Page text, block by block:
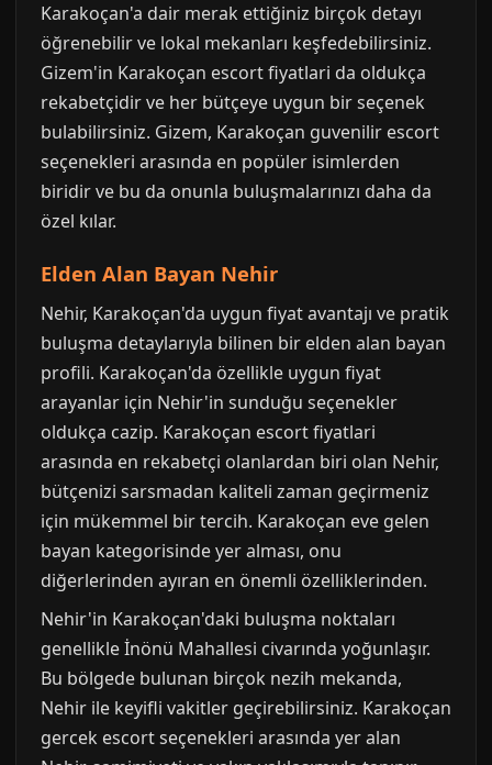
Karakoçan'a dair merak ettiğiniz birçok detayı
öğrenebilir ve lokal mekanları keşfedebilirsiniz.
Gizem'in Karakoçan escort fiyatlari da oldukça
rekabetçidir ve her bütçeye uygun bir seçenek
bulabilirsiniz. Gizem, Karakoçan guvenilir escort
seçenekleri arasında en popüler isimlerden
biridir ve bu da onunla buluşmalarınızı daha da
özel kılar.
Elden Alan Bayan Nehir
Nehir, Karakoçan'da uygun fiyat avantajı ve pratik
buluşma detaylarıyla bilinen bir elden alan bayan
profili. Karakoçan'da özellikle uygun fiyat
arayanlar için Nehir'in sunduğu seçenekler
oldukça cazip. Karakoçan escort fiyatlari
arasında en rekabetçi olanlardan biri olan Nehir,
bütçenizi sarsmadan kaliteli zaman geçirmeniz
için mükemmel bir tercih. Karakoçan eve gelen
bayan kategorisinde yer alması, onu
diğerlerinden ayıran en önemli özelliklerinden.
Nehir'in Karakoçan'daki buluşma noktaları
genellikle İnönü Mahallesi civarında yoğunlaşır.
Bu bölgede bulunan birçok nezih mekanda,
Nehir ile keyifli vakitler geçirebilirsiniz. Karakoçan
gercek escort seçenekleri arasında yer alan